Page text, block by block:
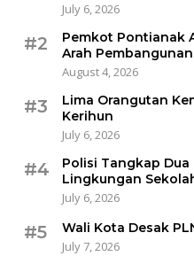
July 6, 2026
#2
Pemkot Pontianak
Arah Pembangunan
August 4, 2026
#3
Lima Orangutan
Kerihun
July 6, 2026
#4
Polisi Tangkap Dua
Lingkungan
July 6, 2026
#5
Wali Kota Desak
July 7, 2026